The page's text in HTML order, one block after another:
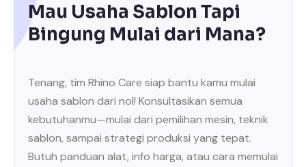
Mau Usaha Sablon Tapi
Bingung Mulai dari Mana?
Tenang, tim Rhino Care siap bantu kamu mulai
usaha sablon dari nol! Konsultasikan semua
kebutuhanmu—mulai dari pemilihan mesin, teknik
sablon, sampai strategi produksi yang tepat.
Butuh panduan alat, info harga, atau cara memulai